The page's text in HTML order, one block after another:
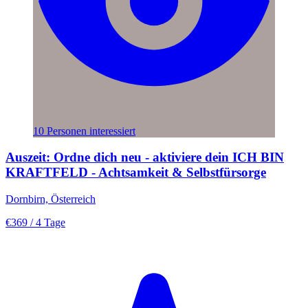
10 Personen interessiert
Auszeit: Ordne dich neu - aktiviere dein ICH BIN
KRAFTFELD - Achtsamkeit & Selbstfürsorge
Dornbirn, Österreich
€369 / 4 Tage